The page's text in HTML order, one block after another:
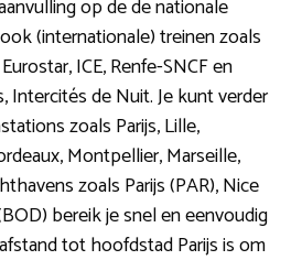
op de de nationale
(internationale) treinen zoals
ICE, Renfe-SNCF en
Intercités de Nuit. Je kunt verder
zoals Parijs, Lille,
Montpellier, Marseille,
zoals Parijs (PAR), Nice
bereik je snel en eenvoudig
tot hoofdstad Parijs is om